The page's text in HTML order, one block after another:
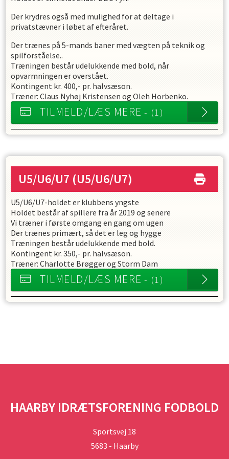
Der krydres også med mulighed for at deltage i
privatstævner i løbet af efteråret.
Der trænes på 5-mands baner med vægten på teknik og
spilforståelse..
Træningen består udelukkende med bold, når
opvarmningen er overstået.
Kontingent kr. 400,- pr. halvsæson.
Træner: Claus Nyhøj Kristensen og Oleh Horbenko.
TILMELD/LÆS MERE - (1)
U5/U6/U7 (U5/U6/U7)
U5/U6/U7-holdet er klubbens yngste
Holdet består af spillere fra år 2019 og senere
Vi træner i første omgang en gang om ugen
Der trænes primært, så det er leg og hygge
Træningen består udelukkende med bold.
Kontingent kr. 350,- pr. halvsæson.
Træner: Charlotte Brøgger og Storm Dam
TILMELD/LÆS MERE - (1)
HAARBY IDRÆTSFORENING FODBOLD
Sportsvej 18
5683 - Haarby